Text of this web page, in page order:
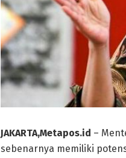
JAKARTA,Metapos.id –
sebenarnya memiliki